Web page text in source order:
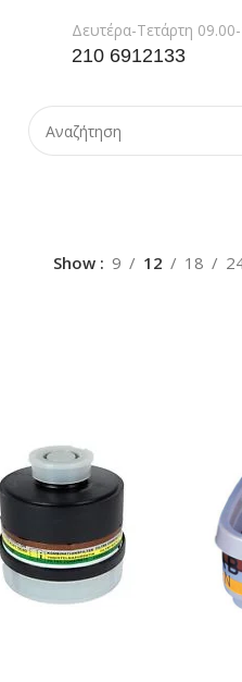
Δευτέρα-Τετάρτη
210 6912133
Show 9 12 18